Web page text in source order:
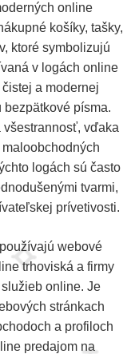
online
košíky, tašky,
ktoré symbolizujú
v logách online
a modernej
písma.
vďaka
logách sú často
tvarmi,
prívetivosti.
webové
trhoviská a firmy
online. Je
stránkach
a profiloch
predajom na